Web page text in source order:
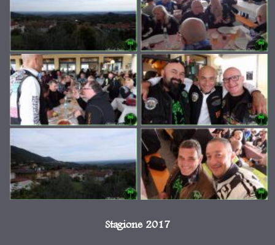
Stagione 2017